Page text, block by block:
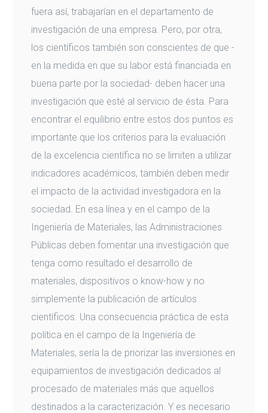
fuera así, trabajarían en el departamento de
investigación de una empresa. Pero, por otra,
los científicos también son conscientes de que -
en la medida en que su labor está financiada en
buena parte por la sociedad- deben hacer una
investigación que esté al servicio de ésta. Para
encontrar el equilibrio entre estos dos puntos es
importante que los criterios para la evaluación
de la excelencia científica no se limiten a utilizar
indicadores académicos, también deben medir
el impacto de la actividad investigadora en la
sociedad. En esa línea y en el campo de la
Ingeniería de Materiales, las Administraciones
Públicas deben fomentar una investigación que
tenga como resultado el desarrollo de
materiales, dispositivos o know-how y no
simplemente la publicación de artículos
científicos. Una consecuencia práctica de esta
política en el campo de la Ingeniería de
Materiales, sería la de priorizar las inversiones en
equipamientos de investigación dedicados al
procesado de materiales más que aquellos
destinados a la caracterización. Y es necesario